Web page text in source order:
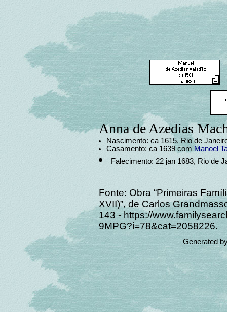
Anna de Azedias
Nascimento: ca 1615, Rio de
Casamento: ca 1639 com Manoel
Falecimento: 22 jan 1683, Rio de
Fonte: Obra “Primeiras
XVII)”, de Carlos
143 - https://
9MPG?i=78&cat=2058226.
Generated